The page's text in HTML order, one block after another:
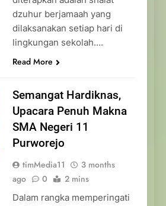
dzuhur berjamaah yang
dilaksanakan setiap hari di
lingkungan sekolah….
Read More
Semangat Hardiknas,
Upacara Penuh Makna
SMA Negeri 11
Purworejo
timMedia11
3 months
ago
0 2 mins
Dalam rangka memperingati